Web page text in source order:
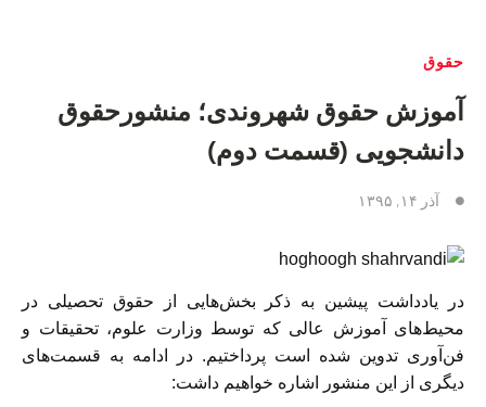
حقوق
آموزش حقوق شهروندى؛ منشورحقوق
دانشجویى (قسمت دوم)
آذر ۱۴, ۱۳۹۵
در يادداشت پيشين به ذكر بخش‌هايى از حقوق تحصيلى در
محيط‌هاى آموزش عالى كه توسط وزارت علوم، تحقيقات و
فن‌آورى تدوين شده است پرداختيم. در ادامه به قسمت‌های
ديگرى از اين منشور اشاره خواهيم داشت: